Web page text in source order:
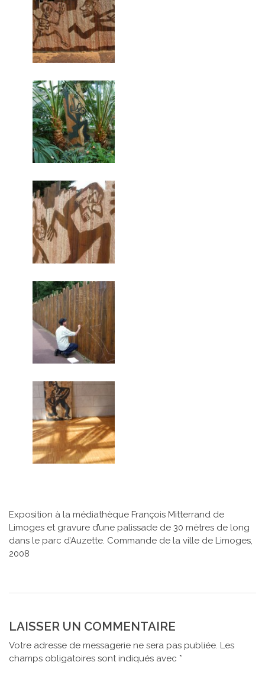
Exposition à la médiathèque François Mitterrand de
Limoges et gravure d’une palissade de 30 mètres de long
dans le parc d’Auzette. Commande de la ville de Limoges,
2008
LAISSER UN COMMENTAIRE
Votre adresse de messagerie ne sera pas publiée. Les
champs obligatoires sont indiqués avec *